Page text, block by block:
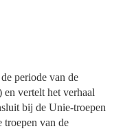
periode van de
vertelt het verhaal
bij de Unie-troepen
troepen van de